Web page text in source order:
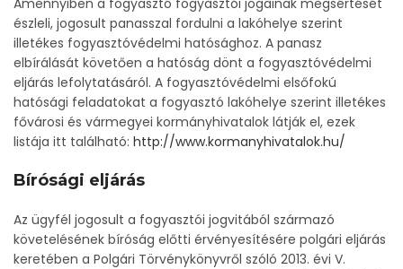
Amennyiben a fogyasztó fogyasztói jogainak megsértését
észleli, jogosult panasszal fordulni a lakóhelye szerint
illetékes fogyasztóvédelmi hatósághoz. A panasz
elbírálását követően a hatóság dönt a fogyasztóvédelmi
eljárás lefolytatásáról. A fogyasztóvédelmi elsőfokú
hatósági feladatokat a fogyasztó lakóhelye szerint illetékes
fővárosi és vármegyei kormányhivatalok látják el, ezek
listája itt található: http://www.kormanyhivatalok.hu/
Bírósági eljárás
Az ügyfél jogosult a fogyasztói jogvitából származó
követelésének bíróság előtti érvényesítésére polgári eljárás
keretében a Polgári Törvénykönyvről szóló 2013. évi V.